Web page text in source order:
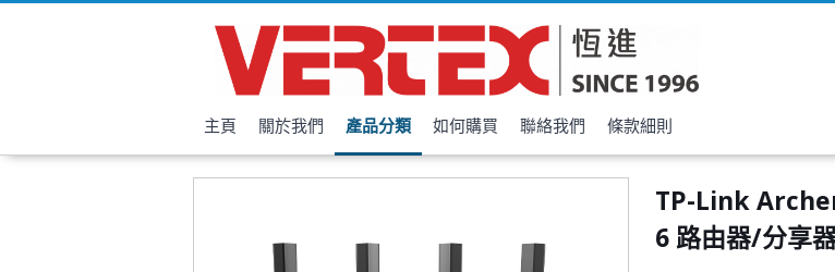
主頁 關於我們 產品分類 如何購買 聯絡我們 條款細則
TP-Link
6 路由器/分享